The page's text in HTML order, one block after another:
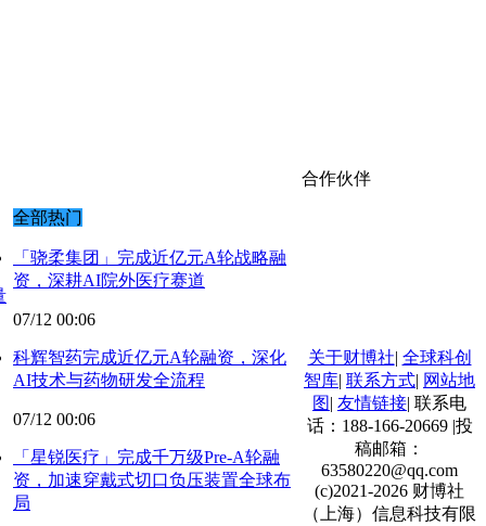
全部热门
「骁柔集团」完成近亿元A轮战略融
资，深耕AI院外医疗赛道
07/12 00:06
科辉智药完成近亿元A轮融资，深化
AI技术与药物研发全流程
07/12 00:06
「星锐医疗」完成千万级Pre-A轮融
资，加速穿戴式切口负压装置全球布
局
合作伙伴
关于财博社| 全球科创
智库| 联系方式| 网站地
图| 友情链接| 联系电
话：188-166-20669 |投
稿邮箱：
63580220@qq.com
(c)2021-2026 财博社
（上海）信息科技有限